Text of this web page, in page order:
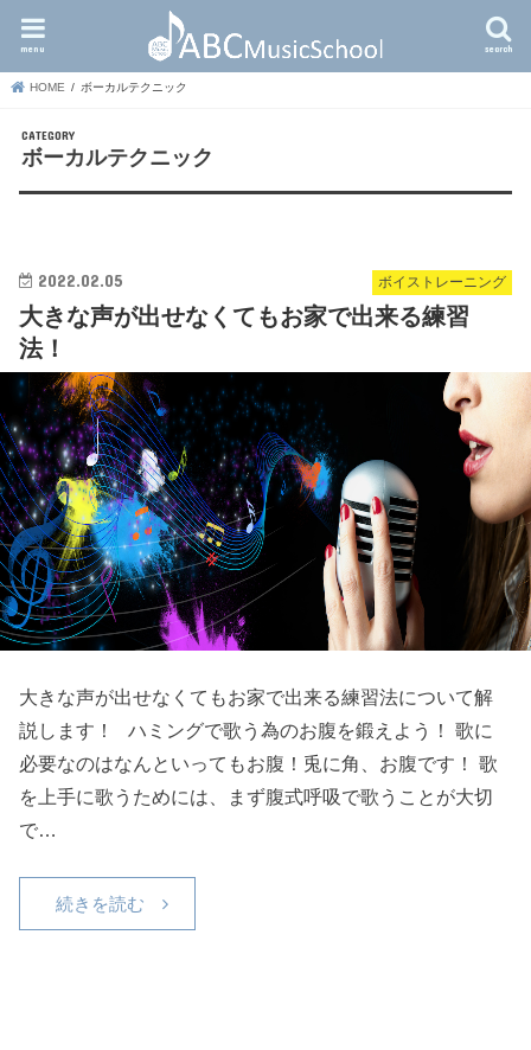
search
menu
HOME ボーカルテクニック
ボーカルテクニック
2022.02.05 ボイストレーニング
大きな声が出せなくてもお家で出来る練習
法！
大きな声が出せなくてもお家で出来る練習法について解
説します！ ハミングで歌う為のお腹を鍛えよう！ 歌に
必要なのはなんといってもお腹！兎に角、お腹です！ 歌
を上手に歌うためには、まず腹式呼吸で歌うことが大切
で…
続きを読む